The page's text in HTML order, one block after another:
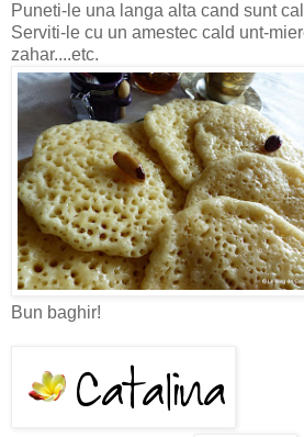
Puneti-le una langa alta cand sunt
Serviti-le cu un amestec cald unt-
zahar....etc.
Bun baghir!